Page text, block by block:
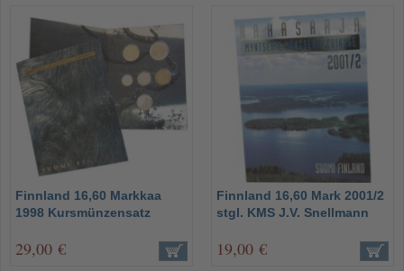
Finnland 16,60 Markkaa
1998 Kursmünzensatz
29,00 €
Finnland 16,60 Mark 2001/2
stgl. KMS J.V. Snellmann
19,00 €